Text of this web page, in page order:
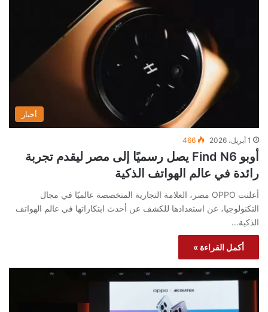
أخبار
1 أبريل، 2026 466
أوبو Find N6 يصل رسميًا إلى مصر ليقدم تجربة
رائدة في عالم الهواتف الذكية
أعلنت OPPO مصر، العلامة التجارية المتخصصة عالميًا في مجال
التكنولوجيا، عن استعدادها للكشف عن أحدث ابتكاراتها في عالم الهواتف
الذكية…
أكمل القراءة »